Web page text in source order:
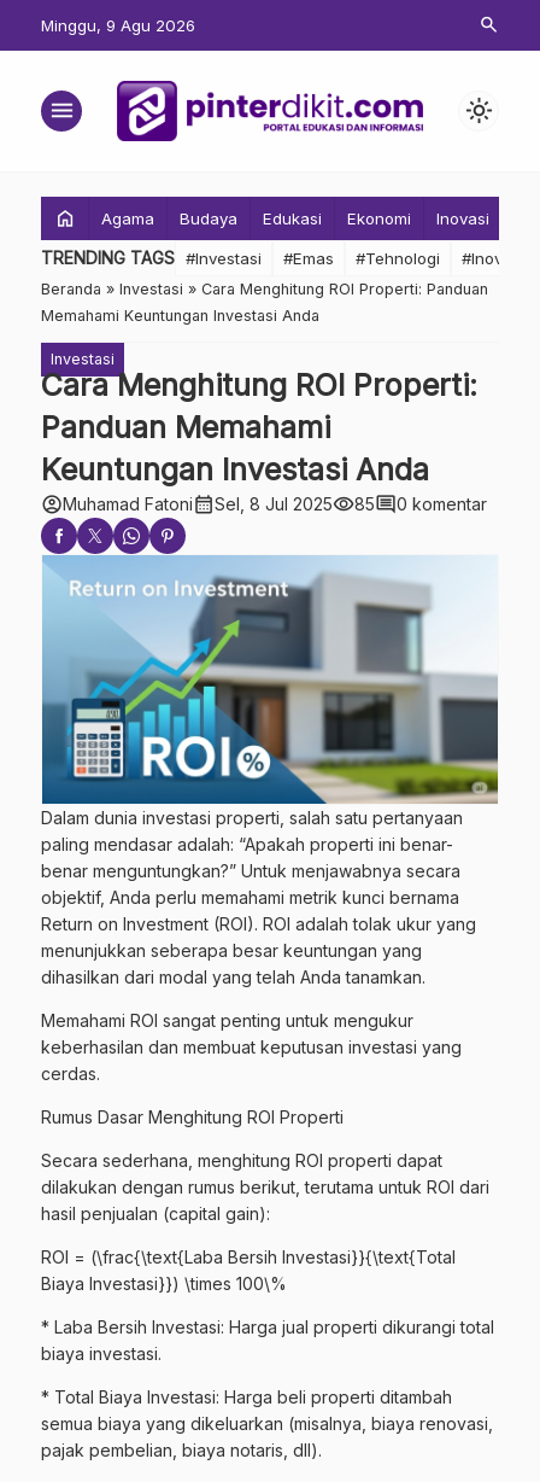
Minggu, 9 Agu 2026 search
menu light_mode
home Agama Budaya Edukasi Ekonomi Inovasi
TRENDING TAGS #Investasi #Emas #Tehnologi #Inovasi
Beranda » Investasi » Cara Menghitung ROI Properti: Panduan
Memahami Keuntungan Investasi Anda
Investasi
Cara Menghitung ROI Properti:
Panduan Memahami
Keuntungan Investasi Anda
account_circleMuhamad Fatonicalendar_monthSel, 8 Jul 2025visibility85comment0 komentar
Dalam dunia investasi properti, salah satu pertanyaan
paling mendasar adalah: “Apakah properti ini benar-
benar menguntungkan?” Untuk menjawabnya secara
objektif, Anda perlu memahami metrik kunci bernama
Return on Investment (ROI). ROI adalah tolak ukur yang
menunjukkan seberapa besar keuntungan yang
dihasilkan dari modal yang telah Anda tanamkan.
Memahami ROI sangat penting untuk mengukur
keberhasilan dan membuat keputusan investasi yang
cerdas.
Rumus Dasar Menghitung ROI Properti
Secara sederhana, menghitung ROI properti dapat
dilakukan dengan rumus berikut, terutama untuk ROI dari
hasil penjualan (capital gain):
ROI = (\frac{\text{Laba Bersih Investasi}}{\text{Total
Biaya Investasi}}) \times 100\%
* Laba Bersih Investasi: Harga jual properti dikurangi total
biaya investasi.
* Total Biaya Investasi: Harga beli properti ditambah
semua biaya yang dikeluarkan (misalnya, biaya renovasi,
pajak pembelian, biaya notaris, dll).